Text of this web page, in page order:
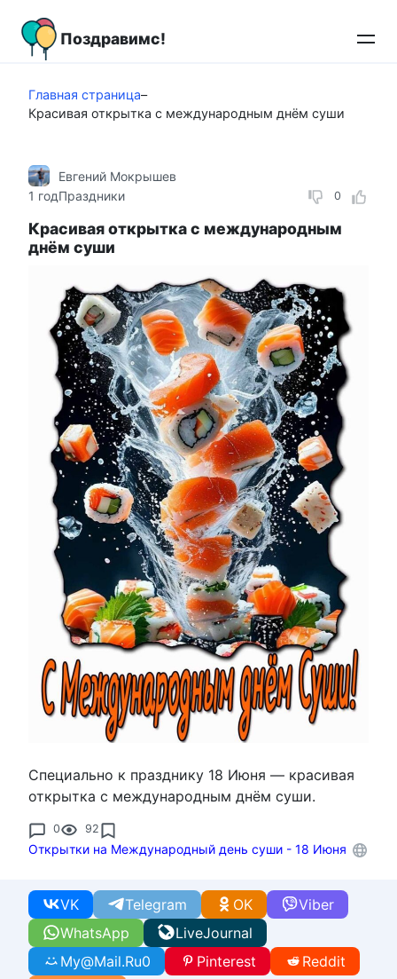
контенту
Поздравимс!
Главная страница–
Красивая открытка с международным днём суши
0
Евгений Мокрышев
1 годПраздники
Красивая открытка с международным
днём суши
Специально к празднику 18 Июня — красивая
открытка с международным днём суши.
0 92
Открытки на Международный день суши - 18 Июня
WhatsApp
VK Telegram Viber
OK
LiveJournal
My@Mail.Ru0 Pinterest
Reddit